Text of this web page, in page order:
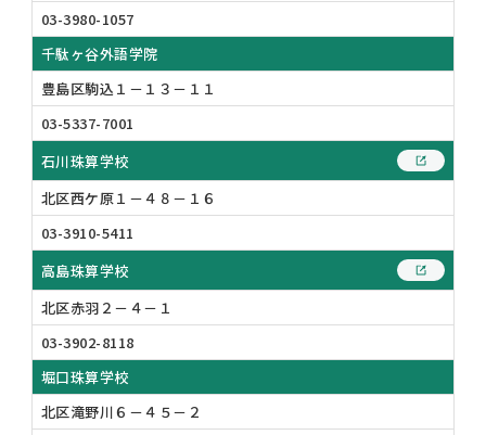
03-3980-1057
千駄ヶ谷外語学院
豊島区駒込１－１３－１１
03-5337-7001
石川珠算学校
北区西ケ原１－４８－１６
03-3910-5411
高島珠算学校
北区赤羽２－４－１
03-3902-8118
堀口珠算学校
北区滝野川６－４５－２